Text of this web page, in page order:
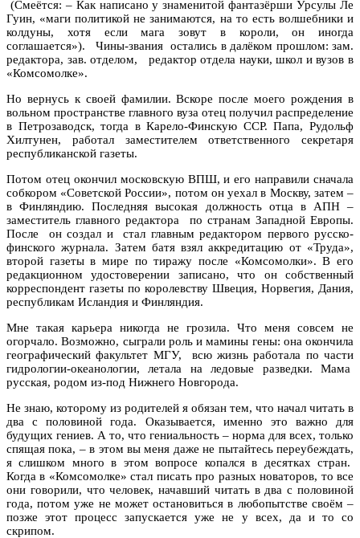
(Смеётся: – Как написано у знаменитой фантазёрши Урсулы Ле
Гуин, «маги политикой не занимаются, на то есть волшебники и
колдуны, хотя если мага зовут в короли, он иногда
соглашается»). Чины-звания остались в далёком прошлом: зам.
редактора, зав. отделом, редактор отдела науки, школ и вузов в
«Комсомолке».
Но вернусь к своей фамилии. Вскоре после моего рождения в
вольном пространстве главного вуза отец получил распределение
в Петрозаводск, тогда в Карело-Финскую ССР. Папа, Рудольф
Хилтунен, работал заместителем ответственного секретаря
республиканской газеты.
Потом отец окончил московскую ВПШ, и его направили сначала
собкором «Советской России», потом он уехал в Москву, затем –
в Финляндию. Последняя высокая должность отца в АПН –
заместитель главного редактора по странам Западной Европы.
После он создал и стал главным редактором первого русско-
финского журнала. Затем батя взял аккредитацию от «Труда»,
второй газеты в мире по тиражу после «Комсомолки». В его
редакционном удостоверении записано, что он собственный
корреспондент газеты по королевству Швеция, Норвегия, Дания,
республикам Исландия и Финляндия.
Мне такая карьера никогда не грозила. Что меня совсем не
огорчало. Возможно, сыграли роль и мамины гены: она окончила
географический факультет МГУ, всю жизнь работала по части
гидрологии-океанологии, летала на ледовые разведки. Мама
русская, родом из-под Нижнего Новгорода.
Не знаю, которому из родителей я обязан тем, что начал читать в
два с половиной года. Оказывается, именно это важно для
будущих гениев. А то, что гениальность – норма для всех, только
спящая пока, – в этом вы меня даже не пытайтесь переубеждать,
я слишком много в этом вопросе копался в десятках стран.
Когда в «Комсомолке» стал писать про разных новаторов, то все
они говорили, что человек, начавший читать в два с половиной
года, потом уже не может остановиться в любопытстве своём –
позже этот процесс запускается уже не у всех, да и то со
скрипом.